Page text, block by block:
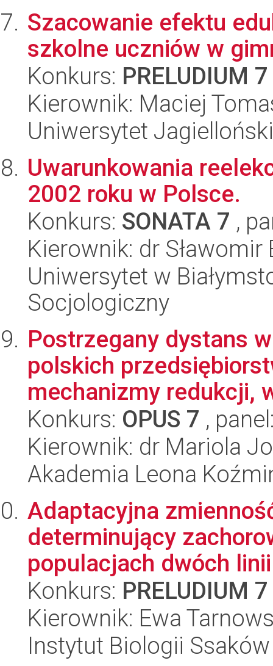
Szacowanie efektu
szkolne uczniów w
Konkurs: PRELUDIUM 7
Kierownik: Maciej
Uniwersytet
Uwarunkowania
2002 roku w Polsce.
Konkurs: SONATA 7 ,
Kierownik: dr Sławomir
Uniwersytet w
Socjologiczny
Postrzegany dystans
polskich
mechanizmy redukcji,
Konkurs: OPUS 7 ,
Kierownik: dr Mariola
Akademia Leona
Adaptacyjna
determinujący
populacjach dwóch
Konkurs: PRELUDIUM 7
Kierownik: Ewa
Instytut Biologii Ssaków